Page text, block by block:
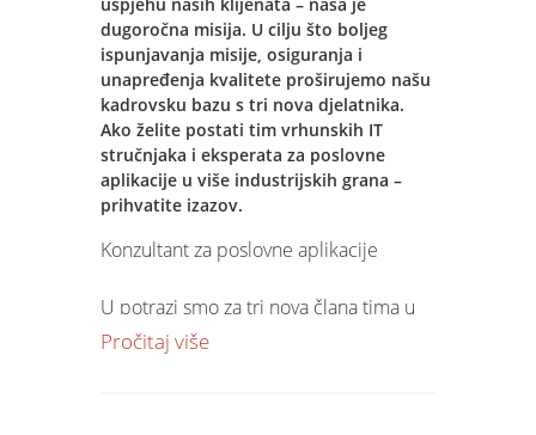
• automatsku potvrdu uspješne
transakcije u POS blagajni.
Sve u jednom uređaju
Jupiter Mobile POS aplikacija podržava
rad naTeya All-in-One Android
• fiskalnu blagajnu
• ugrađeni termalni pisač računa.
Jedan uređaj omogućuje izdavanje
dugoročna misija. U cilju što boljeg
ispunjavanja misije, osiguranja i
unapređenja kvalitete proširujemo našu
kadrovsku bazu s tri nova djelatnika.
Ako želite postati tim vrhunskih IT
stručnjaka i eksperata za poslovne
aplikacije u više industrijskih grana –
prihvatite izazov.
Konzultant za poslovne aplikacije
U potrazi smo za tri nova člana tima u
domeni –maloprodaja, veleprodaja
Pročitaj više